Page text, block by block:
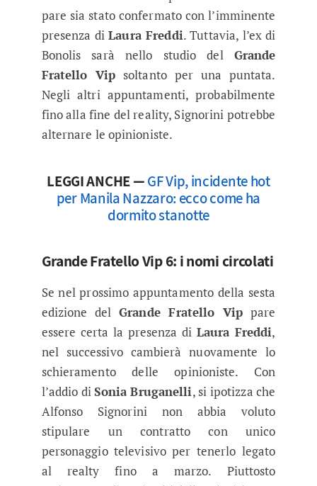
pare sia stato confermato con l’imminente
presenza diLaura Freddi. Tuttavia, l’ex di
Bonolis sarà nello studio del Grande
Fratello Vip soltanto per una puntata.
Negli altri appuntamenti, probabilmente
fino alla fine del reality, Signorini potrebbe
alternare le opinioniste.
LEGGI ANCHE —GF Vip, incidente hot
per Manila Nazzaro: ecco come ha
dormito stanotte
Grande Fratello Vip 6: i nomi circolati
Se nel prossimo appuntamento della sesta
edizione delGrande Fratello Vip pare
essere certa la presenza di Laura Freddi,
nel successivo cambierà nuovamente lo
schieramento delle opinioniste. Con
l’addio diSonia Bruganelli, si ipotizza che
Alfonso Signorini non abbia voluto
stipulare un contratto con unico
personaggio televisivo per tenerlo legato
al realty fino a marzo. Piuttosto